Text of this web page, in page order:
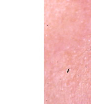
Mad og vitaminer
Mandens helbred
Mave og tarm
Mund og tænder